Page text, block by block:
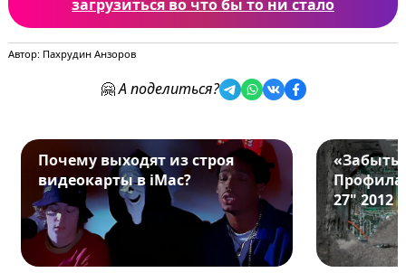
загрузиться во что бы то ни стало
Автор: Пахрудин Анзоров
🤗А поделиться?
Почему выходят из строя
видеокарты в iMac?
27" 2012